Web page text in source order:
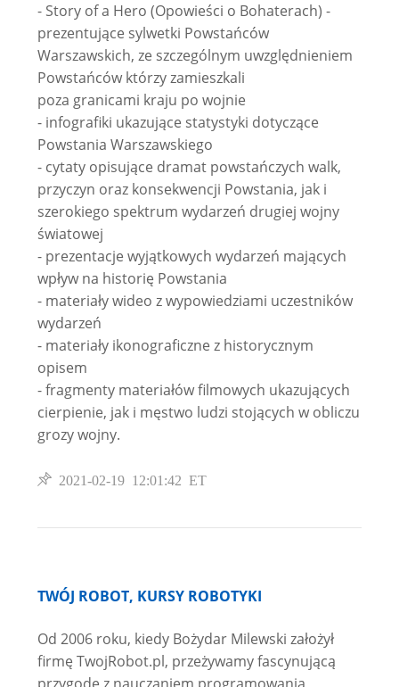
- Story of a Hero (Opowieści o Bohaterach) -
prezentujące sylwetki Powstańców
Warszawskich, ze szczególnym uwzględnieniem
Powstańców którzy zamieszkali
poza granicami kraju po wojnie
- infografiki ukazujące statystyki dotyczące
Powstania Warszawskiego
- cytaty opisujące dramat powstańczych walk,
przyczyn oraz konsekwencji Powstania, jak i
szerokiego spektrum wydarzeń drugiej wojny
światowej
- prezentacje wyjątkowych wydarzeń mających
wpływ na historię Powstania
- materiały wideo z wypowiedziami uczestników
wydarzeń
- materiały ikonograficzne z historycznym
opisem
- fragmenty materiałów filmowych ukazujących
cierpienie, jak i męstwo ludzi stojących w obliczu
grozy wojny.
2021-02-19 12:01:42 ET
TWÓJ ROBOT, KURSY ROBOTYKI
Od 2006 roku, kiedy Bożydar Milewski założył
firmę TwojRobot.pl, przeżywamy fascynującą